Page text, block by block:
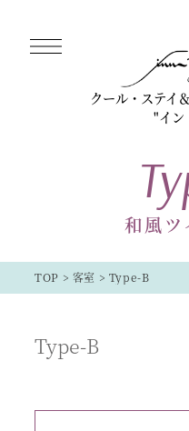
クール・ステイ
"イン
和風ツ
TOP > 客室 > Type-B
Type-B